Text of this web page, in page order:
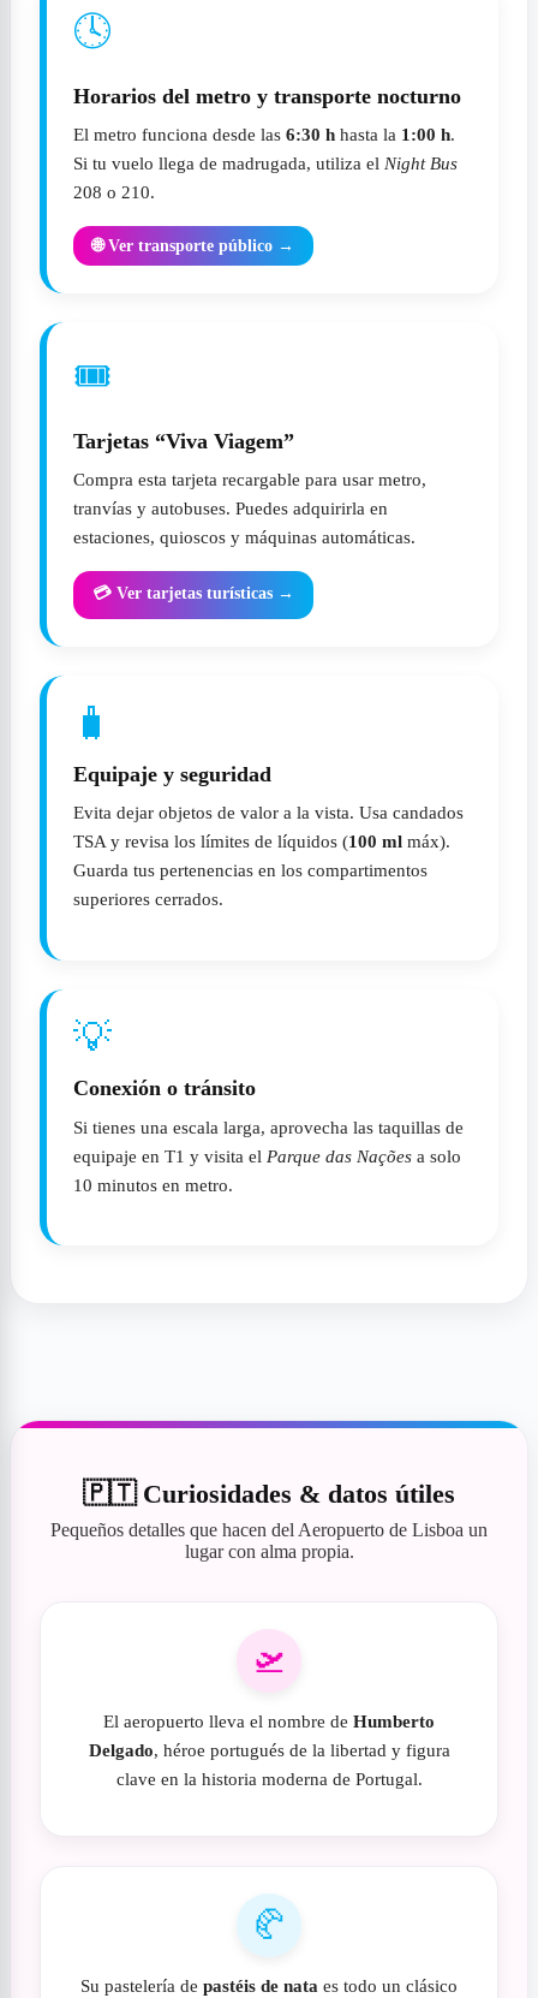
🕓
Horarios del metro y transporte nocturno
El metro funciona desde las6:30 h hasta la 1:00 h.
Si tu vuelo llega de madrugada, utiliza el Night Bus
208 o 210.
🌐 Ver transporte público →
🎟️
Tarjetas “Viva Viagem”
Compra esta tarjeta recargable para usar metro,
tranvías y autobuses. Puedes adquirirla en
estaciones, quioscos y máquinas automáticas.
💳 Ver tarjetas turísticas →
🧳
Equipaje y seguridad
Evita dejar objetos de valor a la vista. Usa candados
TSA y revisa los límites de líquidos (100 ml máx).
Guarda tus pertenencias en los compartimentos
superiores cerrados.
💡
Conexión o tránsito
Si tienes una escala larga, aprovecha las taquillas de
equipaje en T1 y visita el Parque das Nações a solo
10 minutos en metro.
🇵🇹 Curiosidades & datos útiles
Pequeños detalles que hacen del Aeropuerto de Lisboa un
lugar con alma propia.
🛫
El aeropuerto lleva el nombre de Humberto
Delgado, héroe portugués de la libertad y figura
clave en la historia moderna de Portugal.
🥐
Su pastelería de pastéis de nata es todo un clásico